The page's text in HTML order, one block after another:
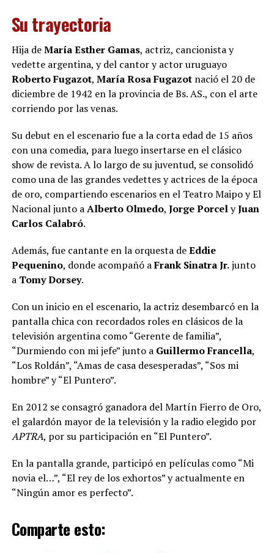
Su trayectoria
Hija deMaría Esther Gamas, actriz, cancionista y
vedette argentina, y del cantor y actor uruguayo
Roberto Fugazot, María Rosa Fugazotnació el 20 de
diciembre de 1942 en la provincia de Bs. AS., con el arte
corriendo por las venas.
Su debut en el escenario fue a la corta edad de 15 años
con una comedia, para luego insertarse en el clásico
show de revista. A lo largo de su juventud, se consolidó
como una de las grandes vedettes y actrices de la época
de oro, compartiendo escenarios en el Teatro Maipo y El
Nacional junto aAlberto Olmedo, Jorge PorcelyJuan
Carlos Calabró.
Además, fue cantante en la orquesta deEddie
Pequenino, donde acompañó aFrank SinatraJr.junto
a Tomy Dorsey.
Con un inicio en el escenario, la actriz desembarcó en la
pantalla chica con recordados roles en clásicos de la
televisión argentina como “Gerente de familia”,
“Durmiendo con mi jefe” junto a Guillermo Francella,
“Los Roldán”, “Amas de casa desesperadas”, “Sos mi
hombre” y “El Puntero”.
En 2012 se consagró ganadora del Martín Fierro de Oro,
el galardón mayor de la televisión y la radio elegido por
APTRA, por su participación en “El Puntero”.
En la pantalla grande, participó en películas como “Mi
novia el…”, “El rey de los exhortos” y actualmente en
“Ningún amor es perfecto”.
Comparte esto: